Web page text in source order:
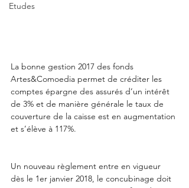
Etudes
La bonne gestion 2017 des fonds
Artes&Comoedia permet de créditer les
comptes épargne des assurés d’un intérêt
de 3% et de manière générale le taux de
couverture de la caisse est en augmentation
et s’élève à 117%.
Un nouveau règlement entre en vigueur
dès le 1er janvier 2018, le concubinage doit